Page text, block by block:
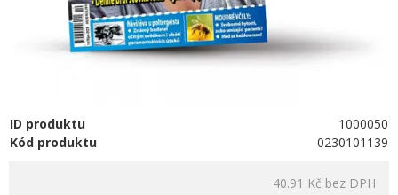
ID produktu
1000050
Kód produktu
0230101139
40.91 Kč bez DPH